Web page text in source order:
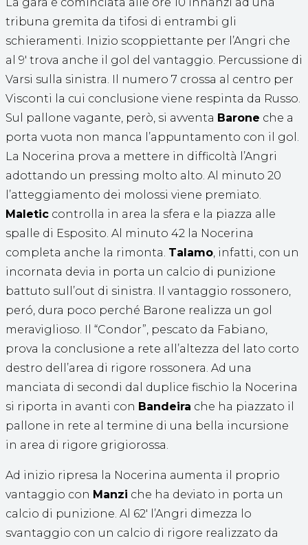
La gara è cominciata alle ore 10 innanzi ad una
tribuna gremita da tifosi di entrambi gli
schieramenti. Inizio scoppiettante per l’Angri che
al 9′ trova anche il gol del vantaggio. Percussione di
Varsi sulla sinistra. Il numero 7 crossa al centro per
Visconti la cui conclusione viene respinta da Russo.
Sul pallone vagante, però, si avventa Barone che a
porta vuota non manca l’appuntamento con il gol.
La Nocerina prova a mettere in difficoltà l’Angri
adottando un pressing molto alto. Al minuto 20
l’atteggiamento dei molossi viene premiato.
Maletic controlla in area la sfera e la piazza alle
spalle di Esposito. Al minuto 42 la Nocerina
completa anche la rimonta. Talamo, infatti, con un
incornata devia in porta un calcio di punizione
battuto sull’out di sinistra. Il vantaggio rossonero,
peró, dura poco perché Barone realizza un gol
meraviglioso. Il “Condor”, pescato da Fabiano,
prova la conclusione a rete all’altezza del lato corto
destro dell’area di rigore rossonera. Ad una
manciata di secondi dal duplice fischio la Nocerina
si riporta in avanti con Bandeira che ha piazzato il
pallone in rete al termine di una bella incursione
in area di rigore grigiorossa.
Ad inizio ripresa la Nocerina aumenta il proprio
vantaggio con Manzi che ha deviato in porta un
calcio di punizione. Al 62′ l’Angri dimezza lo
svantaggio con un calcio di rigore realizzato da